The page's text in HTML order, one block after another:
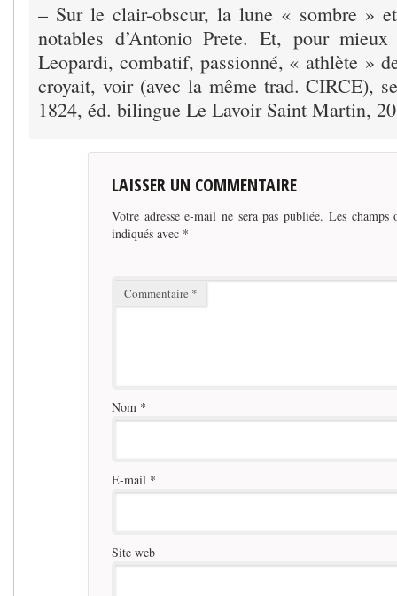
– Sur le clair-obscur, la lune « sombre »
notables d’Antonio Prete. Et, pour
Leopardi, combatif, passionné, « athlète »
croyait, voir (avec la même trad. CIRCE),
1824, éd. bilingue Le Lavoir Saint Martin,
LAISSER UN COMMENTAIRE
Votre adresse e-mail ne sera pas publiée. Les champs
indiqués avec *
Commentaire *
Nom *
E-mail *
Site web